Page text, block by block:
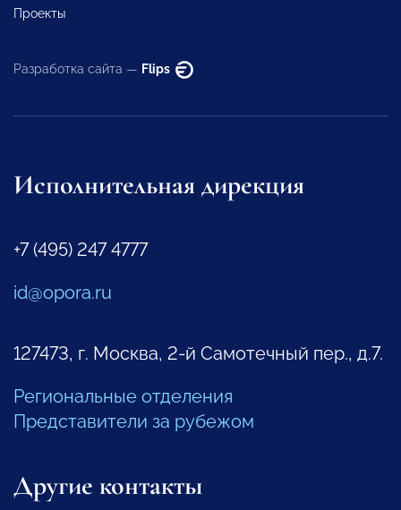
Проекты
Разработка сайта — Flips
Исполнительная дирекция
+7 (495) 247 4777
id@opora.ru
127473, г. Москва, 2-й Самотечный пер., д.7.
Региональные отделения
Представители за рубежом
Другие контакты